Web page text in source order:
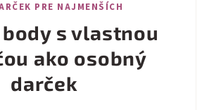
d
a
c
i
e
p
PRE NAJMENŠÍCH
s vlastnou
ako osobný
darček